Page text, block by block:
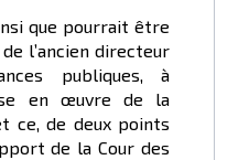
que pourrait être
l’ancien directeur
publiques, à
en œuvre de la
ce, de deux points
de la Cour des